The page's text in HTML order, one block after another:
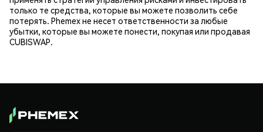
только те средства, которые вы можете позволить себе
потерять. Phemex не несет ответственности за любые
убытки, которые вы можете понести, покупая или продавая
CUBISWAP.